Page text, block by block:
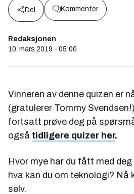
Del Kommenter
Redaksjonen
10. mars 2019 - 05:00
Vinneren av denne quizen er
(gratulerer Tommy
fortsatt prøve deg på
også tidligere quizer her.
Hvor mye har du fått med
hva kan du om teknologi? Nå
selv.